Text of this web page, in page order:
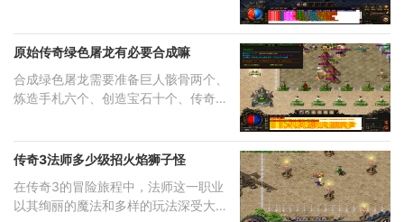
原始传奇绿色屠龙有必要合成嘛
合成绿色屠龙需要准备巨人骸骨两个、
炼造手札六个、创造宝石十个、传奇币
传奇3法师多少级招火焰狮子怪
在传奇3的冒险旅程中，法师这一职业
以其绚丽的魔法和多样的玩法深受大家